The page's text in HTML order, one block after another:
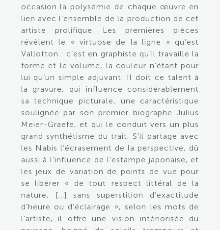
occasion la polysémie de chaque œuvre en
lien avec l’ensemble de la production de cet
artiste prolifique. Les premières pièces
révèlent le « virtuose de la ligne » qu’est
Vallotton : c’est en graphiste qu’il travaille la
forme et le volume, la couleur n’étant pour
lui qu’un simple adjuvant. Il doit ce talent à
la gravure, qui influence considérablement
sa technique picturale, une caractéristique
soulignée par son premier biographe Julius
Meier-Graefe, et qui le conduit vers un plus
grand synthétisme du trait. S’il partage avec
les Nabis l’écrasement de la perspective, dû
aussi à l’influence de l’estampe japonaise, et
les jeux de variation de points de vue pour
se libérer « de tout respect littéral de la
nature, […] sans superstition d’exactitude
d’heure ou d’éclairage », selon les mots de
l’artiste, il offre une vision intériorisée du